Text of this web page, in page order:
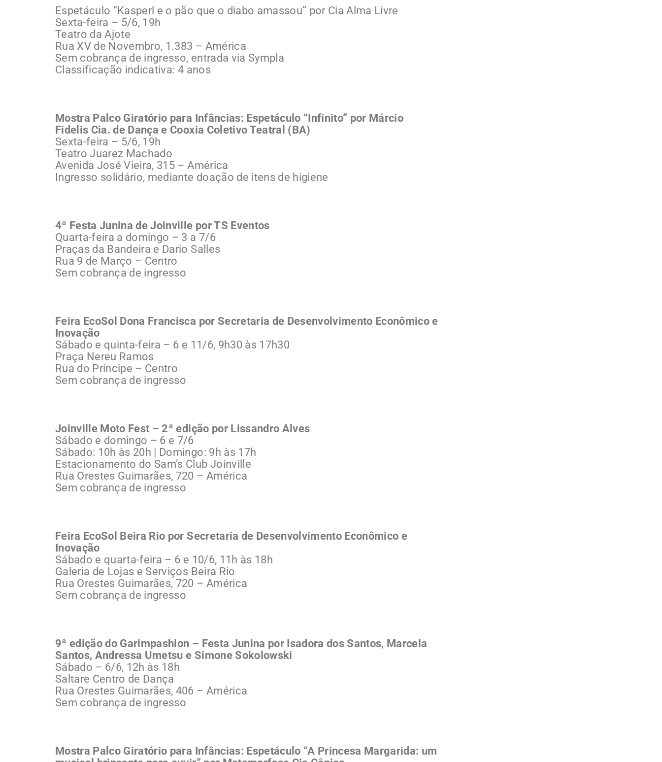
Espetáculo “Kasperl e o pão que o diabo amassou” por Cia Alma Livre
Sexta-feira – 5/6, 19h
Teatro da Ajote
Rua XV de Novembro, 1.383 – América
Sem cobrança de ingresso, entrada via Sympla
Classificação indicativa: 4 anos
Mostra Palco Giratório para Infâncias: Espetáculo “Infinito” por Márcio
Fidelis Cia. de Dança e Cooxia Coletivo Teatral (BA)
Sexta-feira – 5/6, 19h
Teatro Juarez Machado
Avenida José Vieira, 315 – América
Ingresso solidário, mediante doação de itens de higiene
4ª Festa Junina de Joinville por TS Eventos
Quarta-feira a domingo – 3 a 7/6
Praças da Bandeira e Dario Salles
Rua 9 de Março – Centro
Sem cobrança de ingresso
Feira EcoSol Dona Francisca por Secretaria de Desenvolvimento Econômico e
Inovação
Sábado e quinta-feira – 6 e 11/6, 9h30 às 17h30
Praça Nereu Ramos
Rua do Príncipe – Centro
Sem cobrança de ingresso
Joinville Moto Fest – 2ª edição por Lissandro Alves
Sábado e domingo – 6 e 7/6
Sábado: 10h às 20h | Domingo: 9h às 17h
Estacionamento do Sam’s Club Joinville
Rua Orestes Guimarães, 720 – América
Sem cobrança de ingresso
Feira EcoSol Beira Rio por Secretaria de Desenvolvimento Econômico e
Inovação
Sábado e quarta-feira – 6 e 10/6, 11h às 18h
Galeria de Lojas e Serviços Beira Rio
Rua Orestes Guimarães, 720 – América
Sem cobrança de ingresso
9ª edição do Garimpashion – Festa Junina por Isadora dos Santos, Marcela
Santos, Andressa Umetsu e Simone Sokolowski
Sábado – 6/6, 12h às 18h
Saltare Centro de Dança
Rua Orestes Guimarães, 406 – América
Sem cobrança de ingresso
Mostra Palco Giratório para Infâncias: Espetáculo “A Princesa Margarida: um